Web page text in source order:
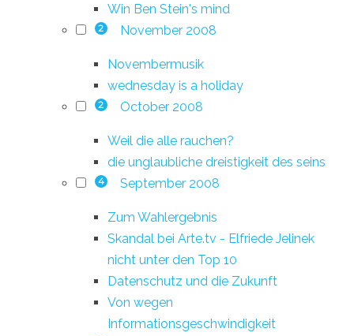
Win Ben Stein's mind
2 November 2008
Novembermusik
wednesday is a holiday
2 October 2008
Weil die alle rauchen?
die unglaubliche dreistigkeit des seins
4 September 2008
Zum Wahlergebnis
Skandal bei Arte.tv - Elfriede Jelinek
nicht unter den Top 10
Datenschutz und die Zukunft
Von wegen
Informationsgeschwindigkeit